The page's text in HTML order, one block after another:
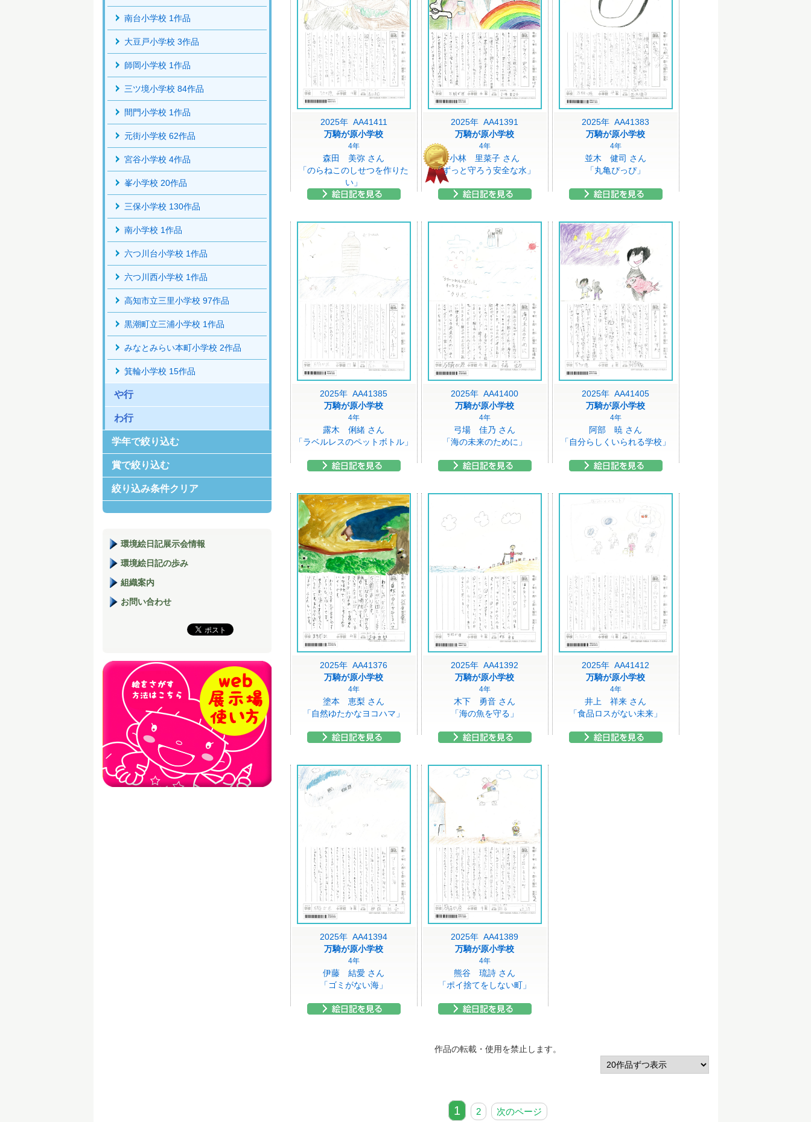
2025年 AA41411
万騎が原小学校
4年
森田 美弥 さん
「のらねこのしせつを作りた
い」
2025年 AA41391
万騎が原小学校
4年
小林 里菜子 さん
「ずっと守ろう安全な水」
2025年 AA41383
万騎が原小学校
4年
並木 健司 さん
「丸亀ぴっぴ」
2025年 AA41385
万騎が原小学校
4年
露木 俐緒 さん
「ラベルレスのペットボトル」
2025年 AA41400
万騎が原小学校
4年
弓場 佳乃 さん
「海の未来のために」
2025年 AA41405
万騎が原小学校
4年
阿部 暁 さん
「自分らしくいられる学校」
2025年 AA41376
万騎が原小学校
4年
塗本 恵梨 さん
「自然ゆたかなヨコハマ」
2025年 AA41392
万騎が原小学校
4年
木下 勇音 さん
「海の魚を守る」
2025年 AA41412
万騎が原小学校
4年
井上 祥来 さん
「食品ロスがない未来」
2025年 AA41394
万騎が原小学校
4年
伊藤 結愛 さん
「ゴミがない海」
2025年 AA41389
万騎が原小学校
4年
熊谷 琉詩 さん
「ポイ捨てをしない町」
作品の転載・使用を禁止します。
1 2 次のページ
南台小学校 1作品
大豆戸小学校 3作品
師岡小学校 1作品
三ツ境小学校 84作品
間門小学校 1作品
元街小学校 62作品
宮谷小学校 4作品
峯小学校 20作品
三保小学校 130作品
南小学校 1作品
六つ川台小学校 1作品
六つ川西小学校 1作品
高知市立三里小学校 97作品
黒潮町立三浦小学校 1作品
みなとみらい本町小学校 2作品
箕輪小学校 15作品
や行
わ行
学年で絞り込む
賞で絞り込む
絞り込み条件クリア
環境絵日記展示会情報
環境絵日記の歩み
組織案内
お問い合わせ